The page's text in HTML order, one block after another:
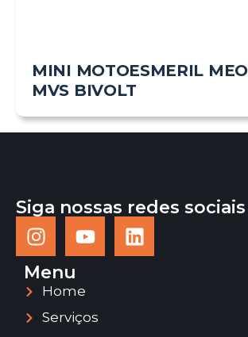
MINI MOTOESMERIL
MVS BIVOLT
Siga nossas redes sociais
Menu
Home
Serviços